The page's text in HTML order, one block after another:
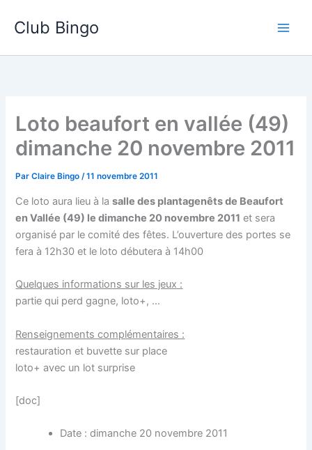
Club Bingo
Loto beaufort en vallée (49)
dimanche 20 novembre 2011
ParClaire Bingo/11 novembre 2011
Ce loto aura lieu à lasalle des plantagenêts de Beaufort
en Vallée (49) le dimanche 20 novembre 2011 et sera
organisé par le comité des fêtes. L’ouverture des portes se
fera à 12h30 et le loto débutera à 14h00
Quelques informations sur les jeux :
partie qui perd gagne, loto+, …
Renseignements complémentaires :
restauration et buvette sur place
loto+ avec un lot surprise
[doc]
Date : dimanche 20 novembre 2011